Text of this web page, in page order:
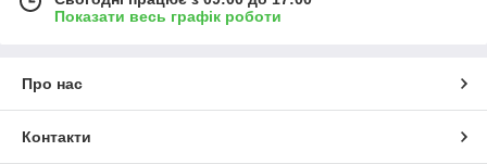
Показати весь графік роботи
Про нас
Контакти